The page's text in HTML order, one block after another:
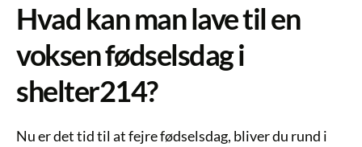
Hvad kan man lave til en
voksen fødselsdag i
shelter214?
Nu er det tid til at fejre fødselsdag, bliver du rund i